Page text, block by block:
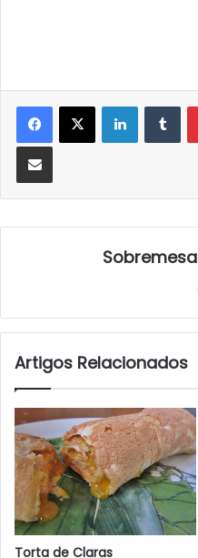
LinkedIn
Partilhar Via Email
Artigos Relacionados
Torta de Claras